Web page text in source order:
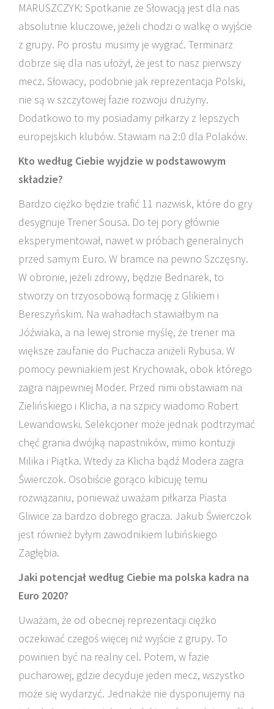
MARUSZCZYK: Spotkanie ze Słowacją jest dla nas
absolutnie kluczowe, jeżeli chodzi o walkę o wyjście
z grupy. Po prostu musimy je wygrać. Terminarz
dobrze się dla nas ułożył, że jest to nasz pierwszy
mecz. Słowacy, podobnie jak reprezentacja Polski,
nie są w szczytowej fazie rozwoju drużyny.
Dodatkowo to my posiadamy piłkarzy z lepszych
europejskich klubów. Stawiam na 2:0 dla Polaków.
Kto według Ciebie wyjdzie w podstawowym
składzie?
Bardzo ciężko będzie trafić 11 nazwisk, które do gry
desygnuje Trener Sousa. Do tej pory głównie
eksperymentował, nawet w próbach generalnych
przed samym Euro. W bramce na pewno Szczęsny.
W obronie, jeżeli zdrowy, będzie Bednarek, to
stworzy on trzyosobową formację z Glikiem i
Bereszyńskim. Na wahadłach stawiałbym na
Jóźwiaka, a na lewej stronie myślę, że trener ma
większe zaufanie do Puchacza aniżeli Rybusa. W
pomocy pewniakiem jest Krychowiak, obok którego
zagra najpewniej Moder. Przed nimi obstawiam na
Zielińskiego i Klicha, a na szpicy wiadomo Robert
Lewandowski. Selekcjoner może jednak podtrzymać
chęć grania dwójką napastników, mimo kontuzji
Milika i Piątka. Wtedy za Klicha bądź Modera zagra
Świerczok. Osobiście gorąco kibicuję temu
rozwiązaniu, ponieważ uważam piłkarza Piasta
Gliwice za bardzo dobrego gracza. Jakub Świerczok
jest również byłym zawodnikiem lubińskiego
Zagłębia.
Jaki potencjał według Ciebie ma polska kadra na
Euro 2020?
Uważam, że od obecnej reprezentacji ciężko
oczekiwać czegoś więcej niż wyjście z grupy. To
powinien być na realny cel. Potem, w fazie
pucharowej, gdzie decyduje jeden mecz, wszystko
może się wydarzyć. Jednakże nie dysponujemy na